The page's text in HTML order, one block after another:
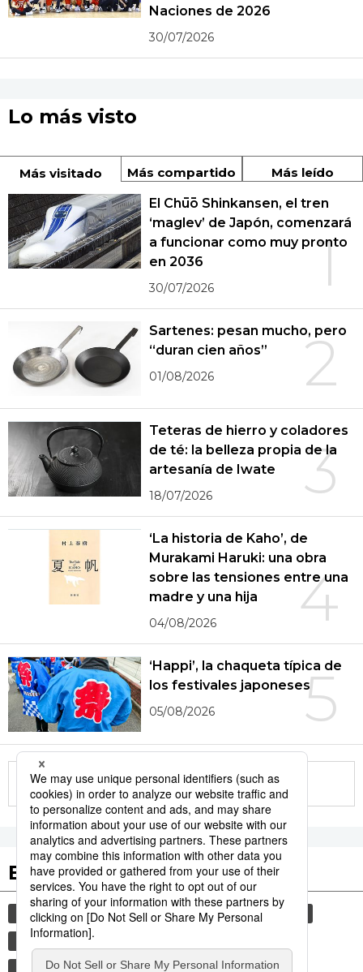
Naciones de 2026
30/07/2026
Lo más visto
Más visitado Más compartido Más leído
1
El Chūō Shinkansen, el tren
‘maglev’ de Japón, comenzará
a funcionar como muy pronto
en 2036
30/07/2026
2
Sartenes: pesan mucho, pero
“duran cien años”
01/08/2026
3
Teteras de hierro y coladores
de té: la belleza propia de la
artesanía de Iwate
18/07/2026
4
‘La historia de Kaho’, de
Murakami Haruki: una obra
sobre las tensiones entre una
madre y una hija
04/08/2026
5
‘Happi’, la chaqueta típica de
los festivales japoneses
05/08/2026
More in this series
Etiquetas destacadas
cultura sociedad gastronomía
vida
jiji press
tradiciones
costumbres